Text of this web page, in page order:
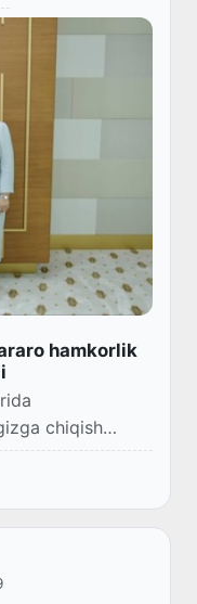
hamkorlik
chiqish
mamlakatlar
doirasida Oliy